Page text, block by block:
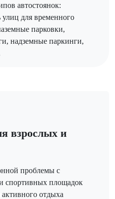
автостоянок:
улиц для временного
парковки,
надземные паркинги,
взрослых и
проблемы с
спортивных площадок
отдыха